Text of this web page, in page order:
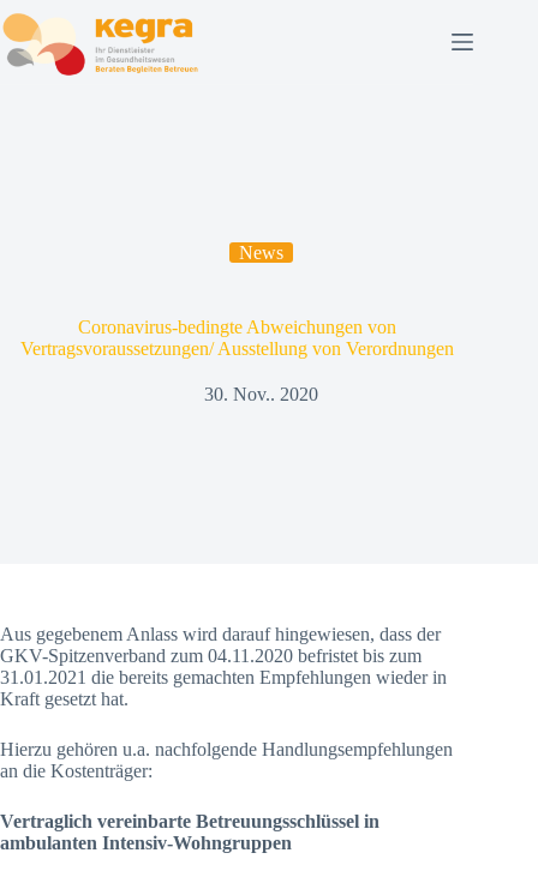
News
Coronavirus-bedingte Abweichungen von
Vertragsvoraussetzungen/ Ausstellung von Verordnungen
30. Nov.. 2020
Aus gegebenem Anlass wird darauf hingewiesen, dass der
GKV-Spitzenverband zum 04.11.2020 befristet bis zum
31.01.2021 die bereits gemachten Empfehlungen wieder in
Kraft gesetzt hat.
Hierzu gehören u.a. nachfolgende Handlungsempfehlungen
an die Kostenträger:
Vertraglich vereinbarte Betreuungsschlüssel in
ambulanten Intensiv-Wohngruppen